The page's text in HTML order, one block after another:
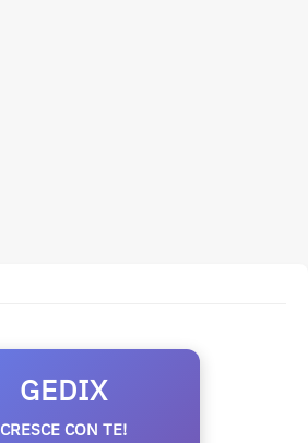
GEDIX
CRESCE CON TE!